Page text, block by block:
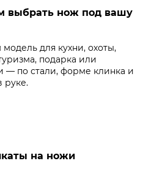
выбрать нож под вашу
для кухни, охоты,
подарка или
— по стали, форме клинка и
руке.
на ножи